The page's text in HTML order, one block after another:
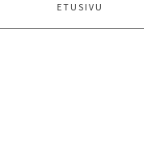
ETUSIVU